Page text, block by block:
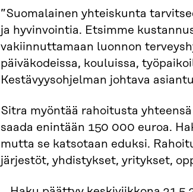
”Suomalainen yhteiskunta
ja hyvinvointia. Etsimme
vakiinnuttamaan luonnon
päiväkodeissa, kouluissa,
Kestävyysohjelman johtava
Sitra myöntää rahoitusta
saada enintään 150 000 euroa.
mutta se katsotaan eduksi.
järjestöt, yhdistykset, yritykset,